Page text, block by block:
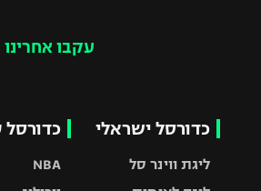
עקבו אחרינו
כדורסל ישראלי
ליגת ווינר סל
כדורסל
NBA